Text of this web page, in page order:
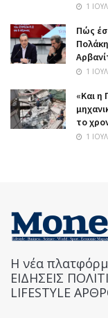
1
Πώς
1
«Και η
το
1
Η νέα
ΕΙΔΗΣΕΙΣ
LIFESTYLE